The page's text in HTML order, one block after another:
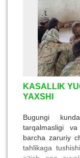
Rasululloh
Mana shuning
KASALLIK
YAXSHI
Bugungi
tarqalmasligi
barcha zaruriy
tahlikaga